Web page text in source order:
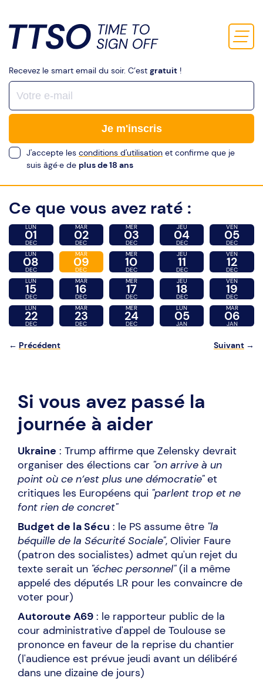
Recevez le smart email du soir. C’est gratuit !
Je m'inscris
J'accepte les conditions d'utilisation et confirme que je
suis âgé·e de plus de 18 ans
Ce que vous avez raté :
LUN
01
DEC
MAR
02
DEC
MER
03
DEC
JEU
04
DEC
VEN
05
DEC
LUN
08
DEC
MAR
09
DEC
MER
10
DEC
JEU
11
DEC
VEN
12
DEC
LUN
15
DEC
MAR
16
DEC
MER
17
DEC
JEU
18
DEC
VEN
19
DEC
LUN
22
DEC
MAR
23
DEC
MER
24
DEC
LUN
05
JAN
MAR
06
JAN
← Précédent Suivant →
Si vous avez passé la
journée à aider
Ukraine : Trump affirme que Zelensky devrait
organiser des élections car "on arrive à un
point où ce n’est plus une démocratie"et
critiques les Européens qui "parlent trop et ne
font rien de concret"
Budget de la Sécu : le PS assume être "la
béquille de la Sécurité Sociale", Olivier Faure
(patron des socialistes) admet qu'un rejet du
texte serait un "échec personnel"(il a même
appelé des députés LR pour les convaincre de
voter pour)
Autoroute A69 : le rapporteur public de la
cour administrative d'appel de Toulouse se
prononce en faveur de la reprise du chantier
(l'audience est prévue jeudi avant un délibéré
dans une dizaine de jours)